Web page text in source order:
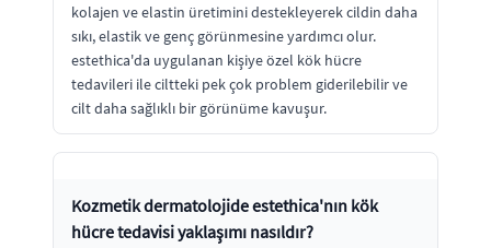
kolajen ve elastin üretimini destekleyerek cildin daha
sıkı, elastik ve genç görünmesine yardımcı olur.
estethica'da uygulanan kişiye özel kök hücre
tedavileri ile ciltteki pek çok problem giderilebilir ve
cilt daha sağlıklı bir görünüme kavuşur.
Kozmetik dermatolojide estethica'nın kök
hücre tedavisi yaklaşımı nasıldır?